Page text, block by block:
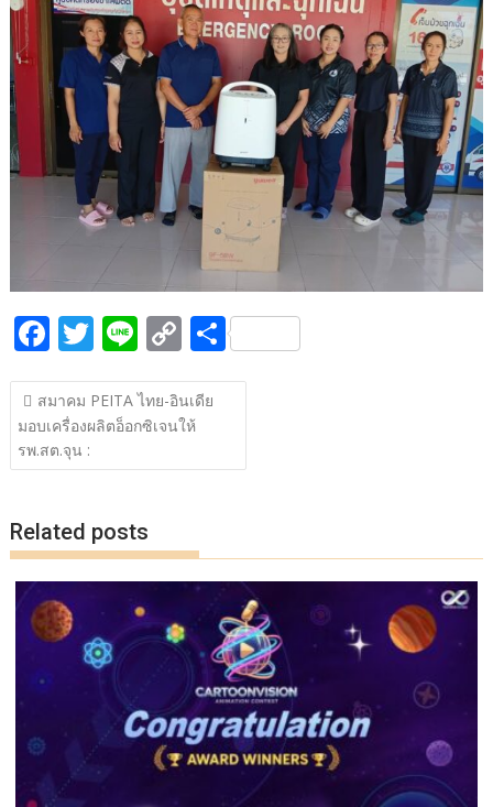
o
o
k
Li
k
F
ac
e
b
o
k
T
w
itt
er
Li
n
e
C
o
p
y
Li
k
S
h
แนะแนว
เรื่อง
สมาคม PEITA ไทย-อินเดีย
มอบเครื่องผลิตอ็อกซิเจนให้
รพ.สต.จุน :
Related posts